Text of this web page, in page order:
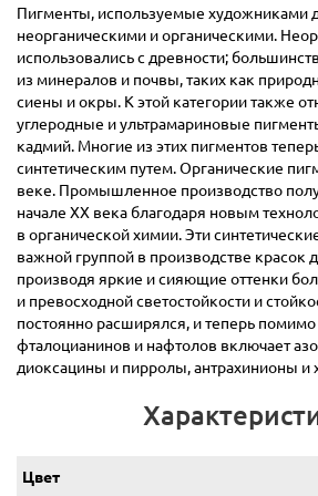
Пигменты, используемые художниками
неорганическими и органическими.
использовались с древности;
из минералов и почвы, таких как
сиены и окры. К этой категории также
углеродные и ультрамариновые
кадмий. Многие из этих пигментов
синтетическим путем. Органические
веке. Промышленное производство
начале ХХ века благодаря новым
в органической химии. Эти
важной группой в производстве красок
производя яркие и сияющие оттенки
и превосходной светостойкости и
постоянно расширялся, и теперь
фталоцианинов и нафтолов включает
диоксацины и пирролы, антрахинионы и
Цвет